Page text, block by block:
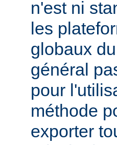
n'est ni
les
globaux
général
pour
méthode
exporter